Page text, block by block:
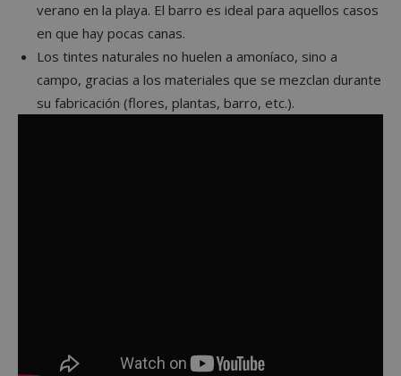
verano en la playa. El barro es ideal para aquellos casos
en que hay pocas canas.
Los tintes naturales no huelen a amoníaco, sino a
campo, gracias a los materiales que se mezclan durante
su fabricación (flores, plantas, barro, etc.).